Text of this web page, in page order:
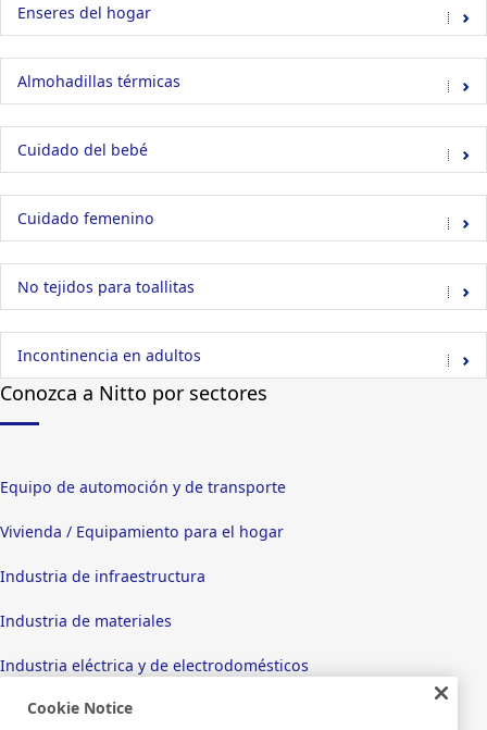
Enseres del hogar
Almohadillas térmicas
Cuidado del bebé
Cuidado femenino
No tejidos para toallitas
Incontinencia en adultos
Conozca a Nitto por sectores
Equipo de automoción y de transporte
Vivienda / Equipamiento para el hogar
Industria de infraestructura
Industria de materiales
Industria eléctrica y de electrodomésticos
Pantallas
Cookie Notice